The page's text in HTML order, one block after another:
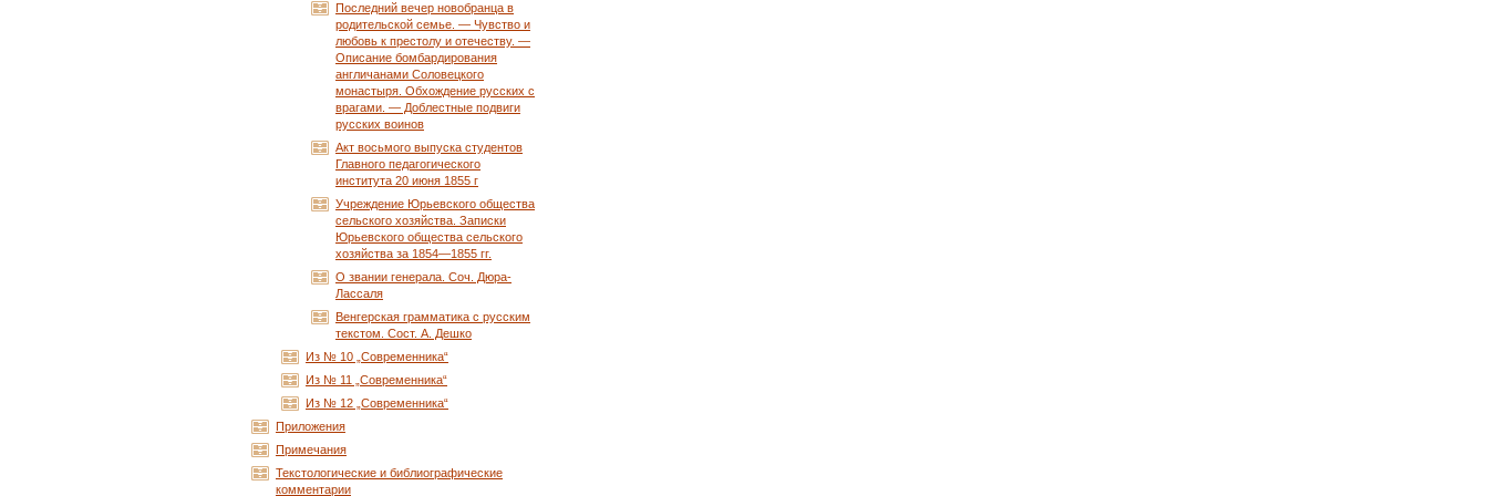
Последний вечер новобранца в
родительской семье. — Чувство и
любовь к престолу и отечеству. —
Описание бомбардирования
англичанами Соловецкого
монастыря. Обхождение русских с
врагами. — Доблестные подвиги
русских воинов
Акт восьмого выпуска студентов
Главного педагогического
института 20 июня 1855 г
Учреждение Юрьевского общества
сельского хозяйства. Записки
Юрьевского общества сельского
хозяйства за 1854—1855 гг.
О звании генерала. Соч. Дюра-
Лассаля
Венгерская грамматика с русским
текстом. Сост. А. Дешко
Из № 10 „Современника“
Из № 11 „Современника“
Из № 12 „Современника“
Приложения
Примечания
Текстологические и библиографические
комментарии